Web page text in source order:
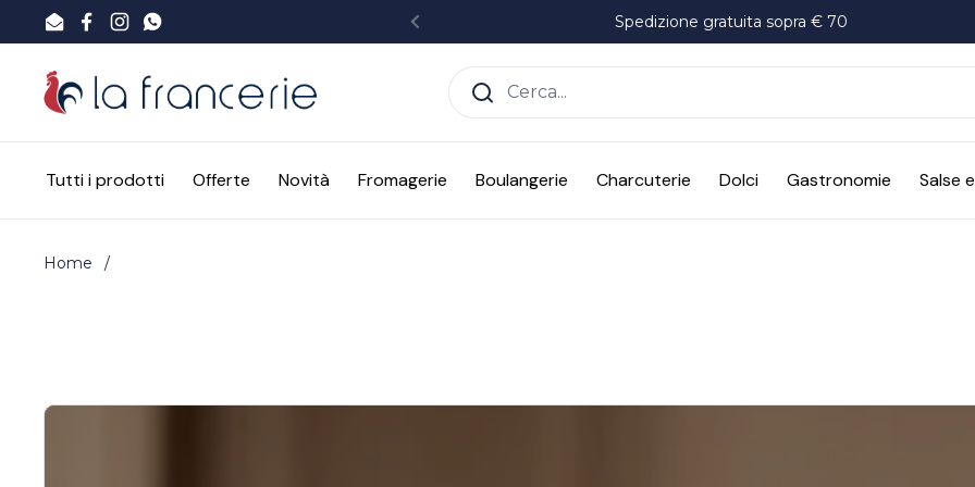
Passa ai contenuti
EmailFacebook
Instagram
WhatsApp Precedente
Spedizione gratuita sopra € 70
Tutti i prodotti Offerte Novità Fromagerie Boulangerie Charcuterie Dolci Gastronomie Salse
Home /